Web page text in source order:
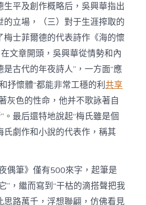
平及創作概略后，吳興華指出
立場，（三）對于生涯搾取的
士菲爾德的代表詩作《海的懷
文章開頭，吳興華從情勢和內
古代的年夜詩人”，一方面“應
抒懷體“都能非常工穩的利共享
灰色的性命，他并不歌詠著自
最后還特地說起“梅氏雖是個
劇作和小說的代表作，稱其
偶筆》僅有500來字，起筆是
”，繼而寫到“干枯的滴搭聲把我
路萬千，浮想聯翩，仿佛看見